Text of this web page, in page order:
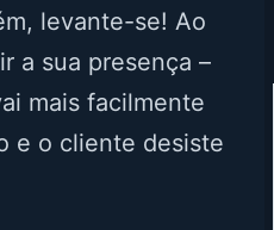
levante-se! Ao
a sua presença –
mais facilmente
e o cliente desiste